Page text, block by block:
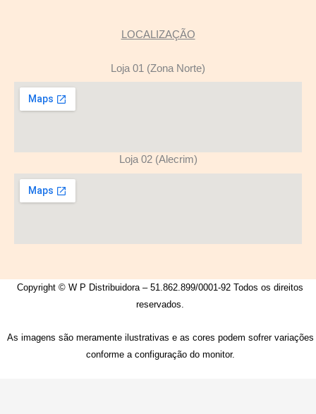
LOCALIZAÇÃO
Loja 01 (Zona Norte)
Loja 02 (Alecrim)
Copyright © W P Distribuidora – 51.862.899/0001-92 Todos os direitos
reservados.
As imagens são meramente ilustrativas e as cores podem sofrer variações
conforme a configuração do monitor.